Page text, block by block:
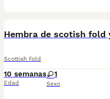
Hembra de scotish fold
Scottish Fold
10 semanas
Edad
1
Sexo